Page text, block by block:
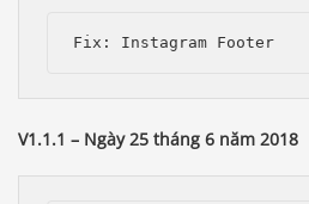
Fix: Instagram Footer
V1.1.1 – Ngày 25 tháng 6 năm 2018